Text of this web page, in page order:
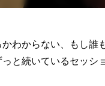
わからない、もし
と続いているセッシ